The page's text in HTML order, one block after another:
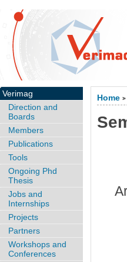
Home >
Verimag
Direction and
Boards
Members
Publications
Tools
Ongoing Phd
Thesis
Jobs and
Internships
Projects
Partners
Workshops and
Conferences